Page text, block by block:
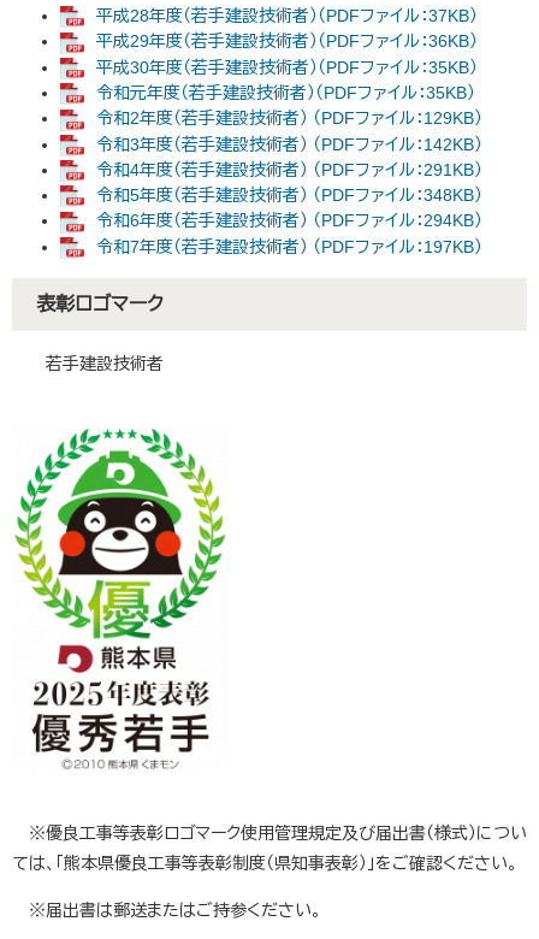
平成28年度（若手建設技術者）（PDFファイル：37KB）
平成29年度（若手建設技術者）（PDFファイル：36KB）
平成30年度（若手建設技術者）（PDFファイル：35KB）
令和元年度（若手建設技術者）（PDFファイル：35KB）
令和2年度（若手建設技術者） （PDFファイル：129KB）
令和3年度（若手建設技術者） （PDFファイル：142KB）
令和4年度（若手建設技術者） （PDFファイル：291KB）
令和5年度（若手建設技術者） （PDFファイル：348KB）
令和6年度（若手建設技術者） （PDFファイル：294KB）
令和7年度（若手建設技術者） （PDFファイル：197KB）
表彰ロゴマーク
若手建設技術者
※優良工事等表彰ロゴマーク使用管理規定及び届出書（様式）につい
ては、「熊本県優良工事等表彰制度（県知事表彰）」をご確認ください。
※届出書は郵送またはご持参ください。